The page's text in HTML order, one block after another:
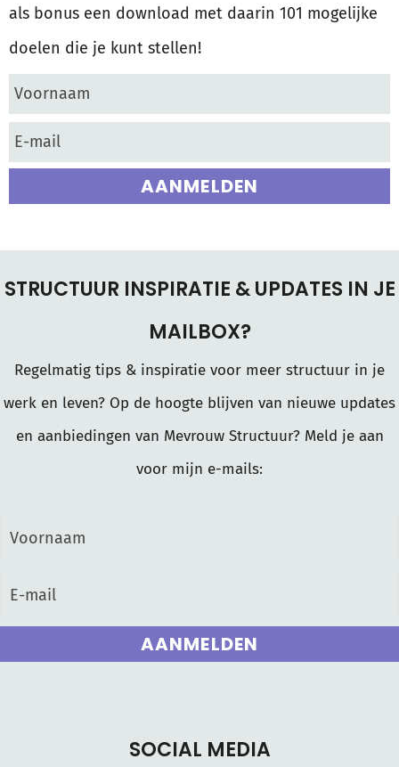
als bonus een download met daarin 101 mogelijke
doelen die je kunt stellen!
AANMELDEN
STRUCTUUR INSPIRATIE & UPDATES IN JE
MAILBOX?
Regelmatig tips & inspiratie voor meer structuur in je
werk en leven? Op de hoogte blijven van nieuwe updates
en aanbiedingen van Mevrouw Structuur? Meld je aan
voor mijn e-mails:
AANMELDEN
SOCIAL MEDIA